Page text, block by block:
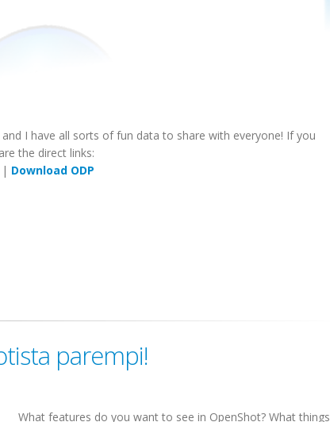
I have all sorts of fun data to share with everyone! If you
the direct links:
Download ODP
parempi!
What features do you want to see in OpenShot? What things